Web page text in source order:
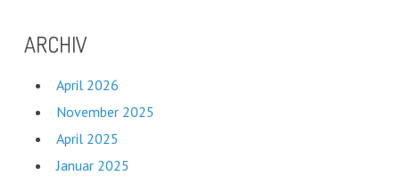
ARCHIV
April 2026
November 2025
April 2025
Januar 2025